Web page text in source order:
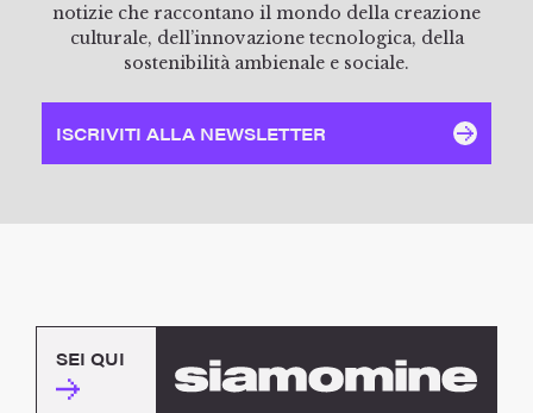
notizie che raccontano il mondo della creazione
culturale, dell’innovazione tecnologica, della
sostenibilità ambienale e sociale.
ISCRIVITI ALLA NEWSLETTER
SEI QUI